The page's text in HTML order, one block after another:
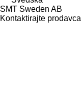
SMT Sweden AB
Kontaktirajte prodavca